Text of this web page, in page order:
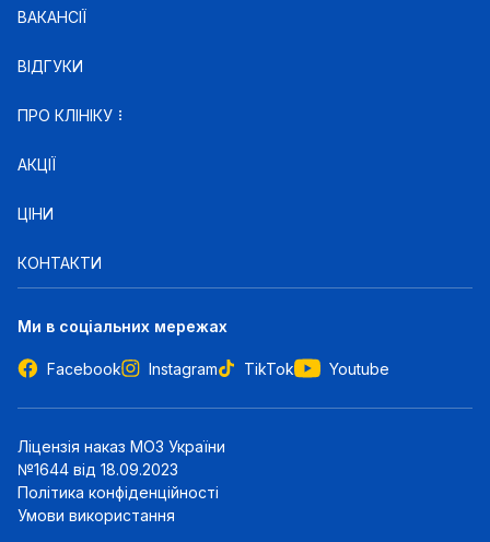
ВАКАНСІЇ
ВІДГУКИ
ПРО КЛІНІКУ
АКЦІЇ
ЦІНИ
КОНТАКТИ
Ми в соціальних мережах
Facebook Instagram TikTok Youtube
Ліцензія наказ МОЗ України
№1644 від 18.09.2023
Політика конфіденційності
Умови використання